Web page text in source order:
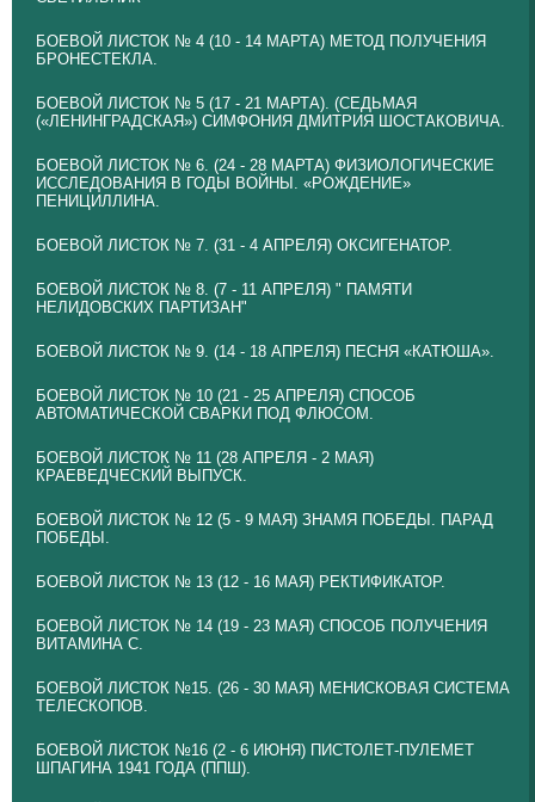
БОЕВОЙ ЛИСТОК № 4 (10 - 14 МАРТА) МЕТОД ПОЛУЧЕНИЯ
БРОНЕСТЕКЛА.
БОЕВОЙ ЛИСТОК № 5 (17 - 21 МАРТА). (СЕДЬМАЯ
(«ЛЕНИНГРАДСКАЯ») СИМФОНИЯ ДМИТРИЯ ШОСТАКОВИЧА.
БОЕВОЙ ЛИСТОК № 6. (24 - 28 МАРТА) ФИЗИОЛОГИЧЕСКИЕ
ИССЛЕДОВАНИЯ В ГОДЫ ВОЙНЫ. «РОЖДЕНИЕ»
ПЕНИЦИЛЛИНА.
БОЕВОЙ ЛИСТОК № 7. (31 - 4 АПРЕЛЯ) ОКСИГЕНАТОР.
БОЕВОЙ ЛИСТОК № 8. (7 - 11 АПРЕЛЯ) " ПАМЯТИ
НЕЛИДОВСКИХ ПАРТИЗАН"
БОЕВОЙ ЛИСТОК № 9. (14 - 18 АПРЕЛЯ) ПЕСНЯ «КАТЮША».
БОЕВОЙ ЛИСТОК № 10 (21 - 25 АПРЕЛЯ) СПОСОБ
АВТОМАТИЧЕСКОЙ СВАРКИ ПОД ФЛЮСОМ.
БОЕВОЙ ЛИСТОК № 11 (28 АПРЕЛЯ - 2 МАЯ)
КРАЕВЕДЧЕСКИЙ ВЫПУСК.
БОЕВОЙ ЛИСТОК № 12 (5 - 9 МАЯ) ЗНАМЯ ПОБЕДЫ. ПАРАД
ПОБЕДЫ.
БОЕВОЙ ЛИСТОК № 13 (12 - 16 МАЯ) РЕКТИФИКАТОР.
БОЕВОЙ ЛИСТОК № 14 (19 - 23 МАЯ) СПОСОБ ПОЛУЧЕНИЯ
ВИТАМИНА С.
БОЕВОЙ ЛИСТОК №15. (26 - 30 МАЯ) МЕНИСКОВАЯ СИСТЕМА
ТЕЛЕСКОПОВ.
БОЕВОЙ ЛИСТОК №16 (2 - 6 ИЮНЯ) ПИСТОЛЕТ-ПУЛЕМЕТ
ШПАГИНА 1941 ГОДА (ППШ).